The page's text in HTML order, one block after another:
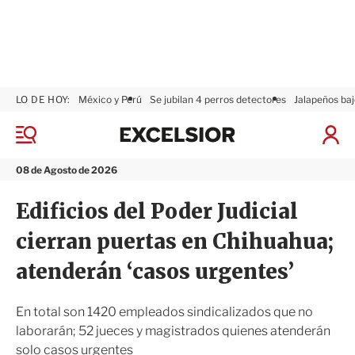
M
n
08 de Agosto de 2026
LO DE HOY: México y Perú Se jubilan 4 perros detectores Jalapeños
I
S
x
i
r
Edificios del Poder Judicial
cierran puertas en Chihuahua;
atenderán ‘casos urgentes’
En total son 1420 empleados sindicalizados que no
laborarán; 52 jueces y magistrados quienes atenderán
solo casos urgentes